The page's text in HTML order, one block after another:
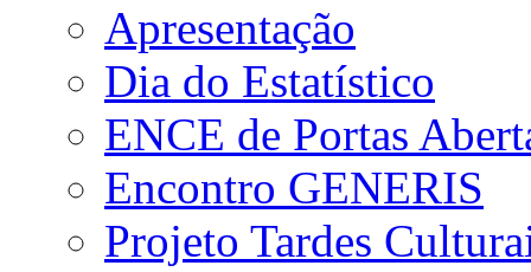
Apresentação
Dia do Estatístico
ENCE de Portas
Encontro GENERIS
Projeto Tardes